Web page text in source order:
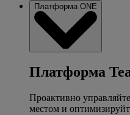
Платформа ONE
Платформа
Проактивно
местом и